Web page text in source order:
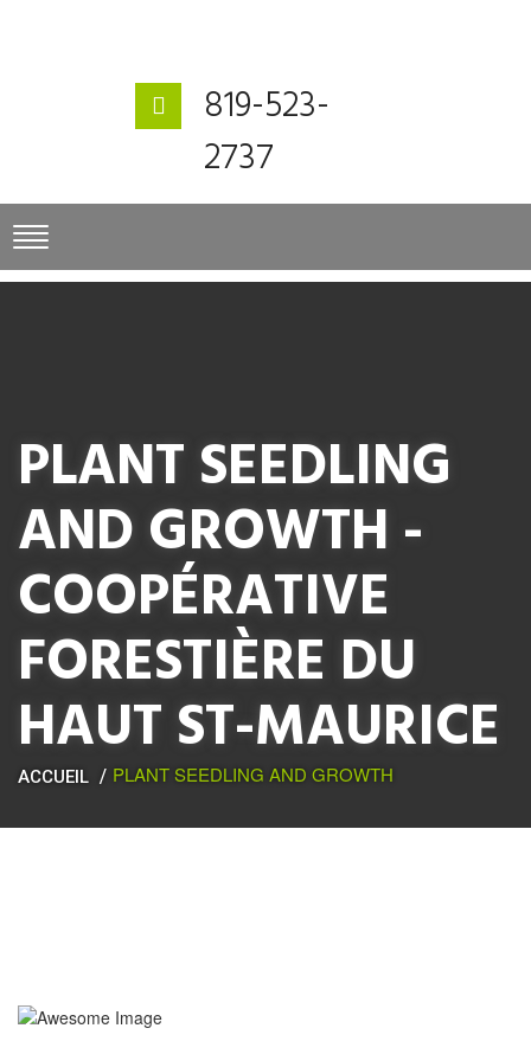
819-523-
2737
PLANT SEEDLING
AND GROWTH -
COOPÉRATIVE
FORESTIÈRE DU
HAUT ST-MAURICE
ACCUEIL PLANT SEEDLING AND GROWTH